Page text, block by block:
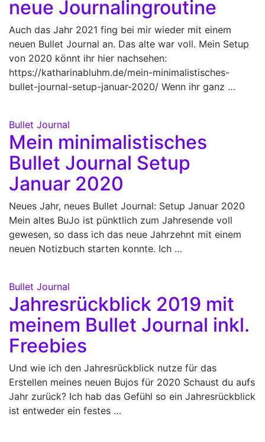
neue Journalingroutine
Auch das Jahr 2021 fing bei mir wieder mit einem
neuen Bullet Journal an. Das alte war voll. Mein Setup
von 2020 könnt ihr hier nachsehen:
https://katharinabluhm.de/mein-minimalistisches-
bullet-journal-setup-januar-2020/ Wenn ihr ganz …
Bullet Journal
Mein minimalistisches
Bullet Journal Setup
Januar 2020
Neues Jahr, neues Bullet Journal: Setup Januar 2020
Mein altes BuJo ist pünktlich zum Jahresende voll
gewesen, so dass ich das neue Jahrzehnt mit einem
neuen Notizbuch starten konnte. Ich …
Bullet Journal
Jahresrückblick 2019 mit
meinem Bullet Journal inkl.
Freebies
Und wie ich den Jahresrückblick nutze für das
Erstellen meines neuen Bujos für 2020 Schaust du aufs
Jahr zurück? Ich hab das Gefühl so ein Jahresrückblick
ist entweder ein festes …